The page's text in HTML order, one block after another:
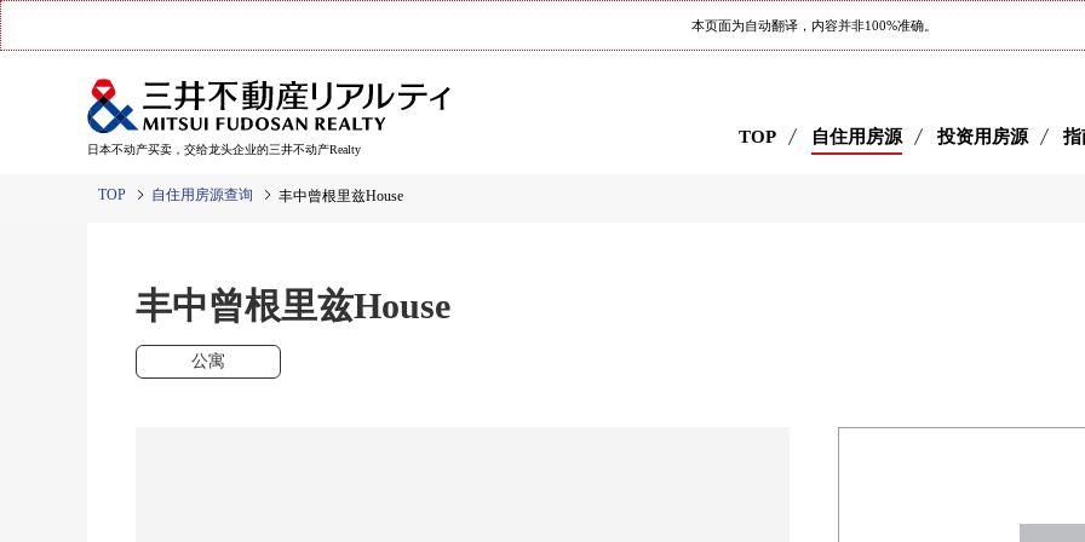
本页面为自动翻译，内容并非100%准确。
日本不动产买卖，交给龙头企业的三井不动产Realty
TOP 自住用房源 投资用房源 指
TOP 自住用房源查询 丰中曾根里兹House
丰中曾根里兹House
公寓